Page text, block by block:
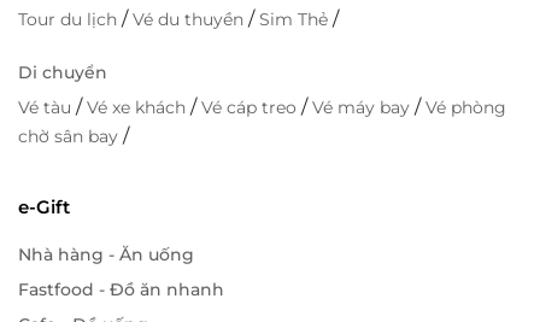
Tour du lịch /Vé du thuyền /Sim Thẻ /
Di chuyển
Vé tàu /Vé xe khách /Vé cáp treo /Vé máy bay /Vé phòng
chờ sân bay /
e-Gift
Nhà hàng - Ăn uống
Fastfood - Đồ ăn nhanh